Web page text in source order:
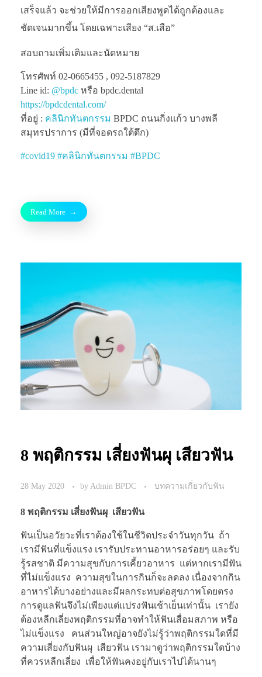
เสร็จแล้ว จะช่วยให้มีการออกเสียงพูดได้ถูกต้องและ
ชัดเจนมากขึ้น โดยเฉพาะเสียง “ส.เสือ”
สอบถามเพิ่มเติมและนัดหมาย
โทรศัพท์ 02-0665455 , 092-5187829
Line id: @bpdc หรือ bpdc.dental
https://bpdcdental.com/
ที่อยู่ : คลินิกทันตกรรม BPDC ถนนกิ่งแก้ว บางพลี
สมุทรปราการ (มีที่จอดรถใต้ตึก)
#covid19 #คลินิกทันตกรรม #BPDC
Read More
8 พฤติกรรม เสี่ยงฟันผุ เสียวฟัน
28 May 2020 by Admin BPDC บทความเกี่ยวกับฟัน
8 พฤติกรรม เสี่ยงฟันผุ เสียวฟัน
ฟันเป็นอวัยวะที่เราต้องใช้ในชีวิตประจำวันทุกวัน ถ้า
เรามีฟันที่แข็งแรง เรารับประทานอาหารอร่อยๆ และรับ
รู้รสชาติ มีความสุขกับการเคี้ยวอาหาร แต่หากเรามีฟัน
ที่ไม่แข็งแรง ความสุขในการกินก็จะลดลง เนื่องจากกิน
อาหารได้บางอย่างและมีผลกระทบต่อสุขภาพโดยตรง
การดูแลฟันจึงไม่เพียงแต่แปรงฟันเช้าเย็นเท่านั้น เรายัง
ต้องหลีกเลี่ยงพฤติกรรมที่อาจทำให้ฟันเสื่อมสภาพ หรือ
ไม่แข็งแรง คนส่วนใหญ่อาจยังไม่รู้ว่าพฤติกรรมใดที่มี
ความเสี่ยงกับฟันผุ เสียวฟัน เรามาดูว่าพฤติกรรมใดบ้าง
ที่ควรหลีกเลี่ยง เพื่อให้ฟันคงอยู่กับเราไปได้นานๆ